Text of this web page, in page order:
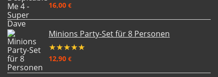
16,00 €
Minions Party-Set für 8 Personen
★★★★★
12,90 €